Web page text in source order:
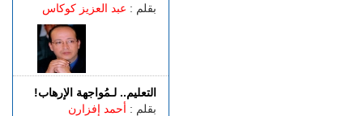
بقلم : عبد العزيز كوكاس
التعليم.. لـمُواجهة الإرهاب!
بقلم : أحمد إفزارن